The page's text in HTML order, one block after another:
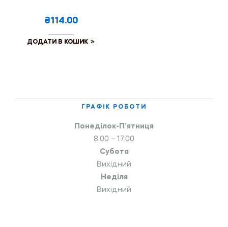
₴114.00
ДОДАТИ В КОШИК
ГРАФІК РОБОТИ
Понеділок-П’ятниця
8.00 – 17.00
Субота
Вихідний
Неділя
Вихідний